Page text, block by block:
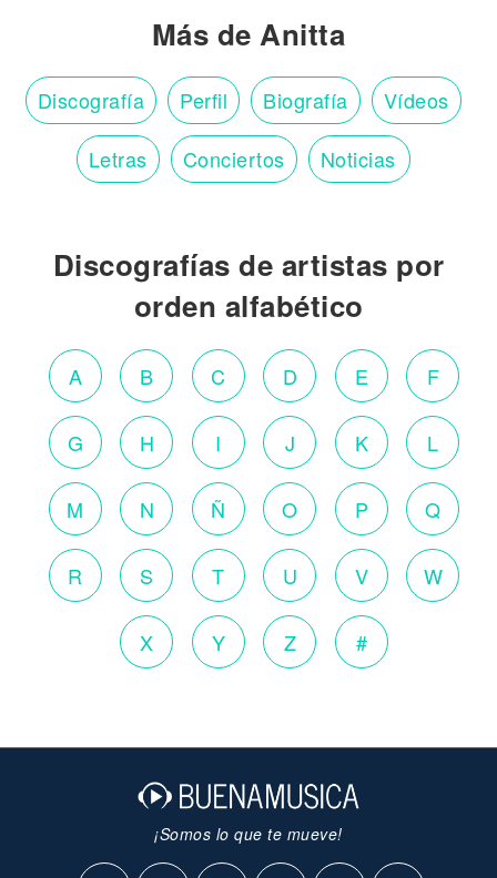
Más de Anitta
Discografía Perfil Biografía Vídeos
Letras Conciertos Noticias
Discografías de artistas por
orden alfabético
A B C D E F
G H I J K L
M N Ñ O P Q
R S T U V W
X Y Z #
¡Somos lo que te mueve!